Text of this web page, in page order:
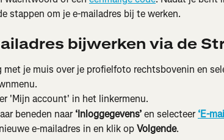
stappen om je e-mailadres bij te werken.
bijwerken via de
met je muis over je profielfoto rechtsbovenin en
'Mijn account' in het linkermenu.
beneden naar ‘Inloggegevens’ en selecteer ‘E-
e-mailadres in en klik op Volgende.